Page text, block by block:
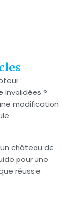
:
invalidées ?
modification
château de
pour une
réussie